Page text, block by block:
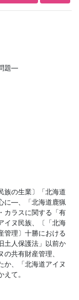
題―
族の生業〕「北海道
に―、「北海道鹿猟
カラスに関する「有
イヌ民族、〔「北海
管理〕十勝における
土人保護法」以前か
共有財産管理、
か、「北海道アイヌ
て。